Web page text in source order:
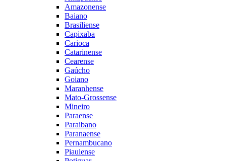
Amazonense
Baiano
Brasiliense
Capixaba
Carioca
Catarinense
Cearense
Gaúcho
Goiano
Maranhense
Mato-Grossense
Mineiro
Paraense
Paraibano
Paranaense
Pernambucano
Piauiense